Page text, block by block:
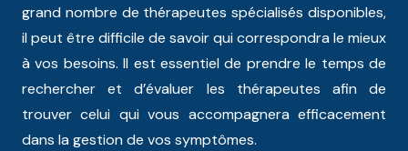
grand nombre de thérapeutes spécialisés disponibles,
il peut être difficile de savoir qui correspondra le mieux
à vos besoins. Il est essentiel de prendre le temps de
rechercher et d’évaluer les thérapeutes afin de
trouver celui qui vous accompagnera efficacement
dans la gestion de vos symptômes.